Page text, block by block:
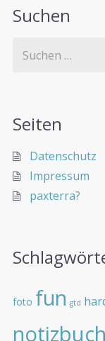
Suchen
Seiten
Datenschutz
Impressum
paxterra?
foto fun gtd
notizbuch